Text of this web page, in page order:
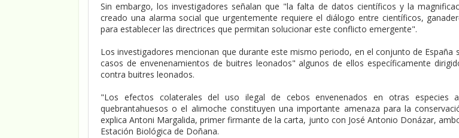
Sin embargo, los investigadores señalan que "la falta de datos científicos y la
creado una alarma social que urgentemente requiere el diálogo entre científicos,
para establecer las directrices que permitan solucionar este conflicto emergente".
Los investigadores mencionan que durante este mismo periodo, en el conjunto de España
casos de envenenamientos de buitres leonados" algunos de ellos específicamente
contra buitres leonados.
"Los efectos colaterales del uso ilegal de cebos envenenados en otras especies
quebrantahuesos o el alimoche constituyen una importante amenaza para la
explica Antoni Margalida, primer firmante de la carta, junto con José Antonio Donázar,
Estación Biológica de Doñana.